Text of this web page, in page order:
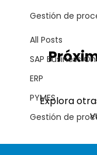
All Posts
SAP Business
ERP
PYMES
Gestión de
Gestión de
Explora